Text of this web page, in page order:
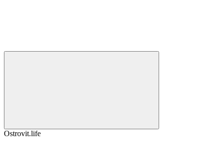
Ostrovit.life